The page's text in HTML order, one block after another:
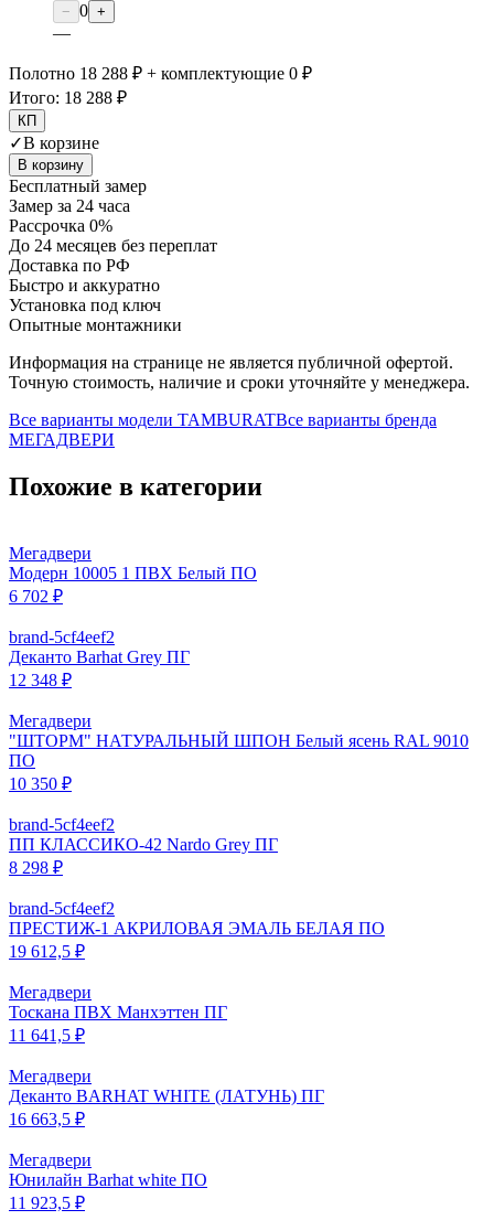
− 0 +
—
Полотно 18 288 ₽ + комплектующие 0 ₽
Итого: 18 288 ₽
КП
✓В корзине
В корзину
Бесплатный замер
Замер за 24 часа
Рассрочка 0%
До 24 месяцев без переплат
Доставка по РФ
Быстро и аккуратно
Установка под ключ
Опытные монтажники
Информация на странице не является публичной офертой.
Точную стоимость, наличие и сроки уточняйте у менеджера.
Все варианты модели TAMBURATВсе варианты бренда
МЕГАДВЕРИ
Похожие в категории
Мегадвери
Модерн 10005 1 ПВХ Белый ПО
6 702 ₽
brand-5cf4eef2
Деканто Barhat Grey ПГ
12 348 ₽
Мегадвери
"ШТОРМ" НАТУРАЛЬНЫЙ ШПОН Белый ясень RAL 9010
ПО
10 350 ₽
brand-5cf4eef2
ПП КЛАССИКО-42 Nardo Grey ПГ
8 298 ₽
brand-5cf4eef2
ПРЕСТИЖ-1 АКРИЛОВАЯ ЭМАЛЬ БЕЛАЯ ПО
19 612,5 ₽
Мегадвери
Тоскана ПВХ Манхэттен ПГ
11 641,5 ₽
Мегадвери
Деканто BARHAT WHITE (ЛАТУНЬ) ПГ
16 663,5 ₽
Мегадвери
Юнилайн Barhat white ПО
11 923,5 ₽